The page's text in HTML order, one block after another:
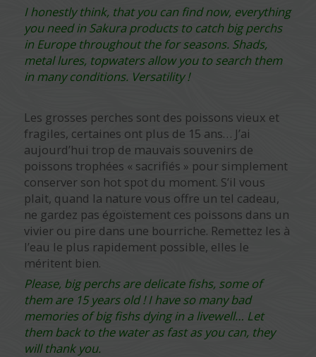
I honestly think, that you can find now, everything
you need in Sakura products to catch big perchs
in Europe throughout the for seasons. Shads,
metal lures, topwaters allow you to search them
in many conditions. Versatility !
Les grosses perches sont des poissons vieux et
fragiles, certaines ont plus de 15 ans… J’ai
aujourd’hui trop de mauvais souvenirs de
poissons trophées « sacrifiés » pour simplement
conserver son hot spot du moment. S’il vous
plait, quand la nature vous offre un tel cadeau,
ne gardez pas égoïstement ces poissons dans un
vivier ou pire dans une bourriche. Remettez les à
l’eau le plus rapidement possible, elles le
méritent bien.
Please, big perchs are delicate fishs, some of
them are 15 years old ! I have so many bad
memories of big fishs dying in a livewell… Let
them back to the water as fast as you can, they
will thank you.